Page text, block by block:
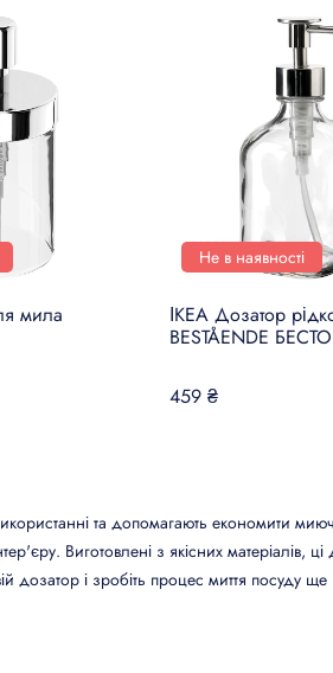
мила
Не в наявності
ІКЕА Дозатор
BESTÅENDE
459 ₴
та допомагають економити
Виготовлені з якісних матеріалів, ці
дозатор і зробіть процес миття посуду